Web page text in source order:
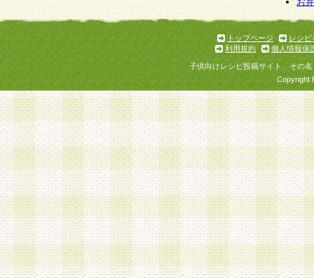
トップページ
レシピ
利用規約
個人情報保
子供向けレシピ投稿サイト、その
Copyright